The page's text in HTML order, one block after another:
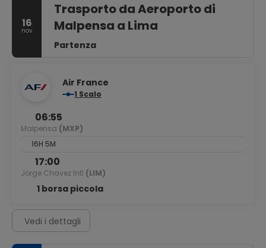
16
nov
Trasporto da Aeroporto di
Malpensa a Lima
Partenza
Air France
1 Scalo
06:55
Malpensa (MXP)
16H 5M
17:00
Jorge Chavez Intl (LIM)
1 borsa piccola
Vedi i dettagli